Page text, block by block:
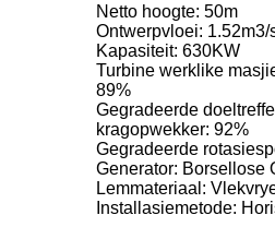
Netto hoogte: 50m
Ontwerpvloei: 1.52m3/
Kapasiteit: 630KW
Turbine werklike
89%
Gegradeerde
kragopwekker: 92%
Gegradeerde
Generator: Borsellose
Lemmateriaal:
Installasiemetode: